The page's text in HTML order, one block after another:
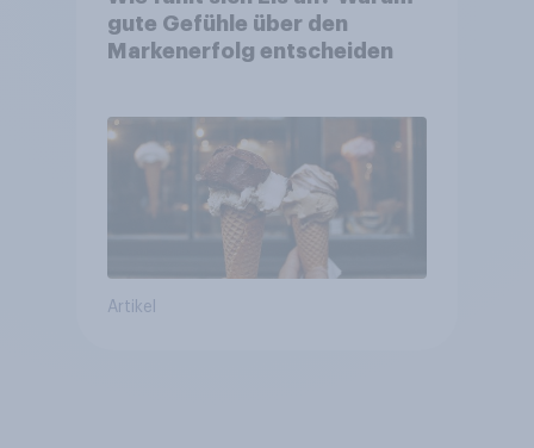
gute Gefühle über den
Markenerfolg entscheiden
Artikel